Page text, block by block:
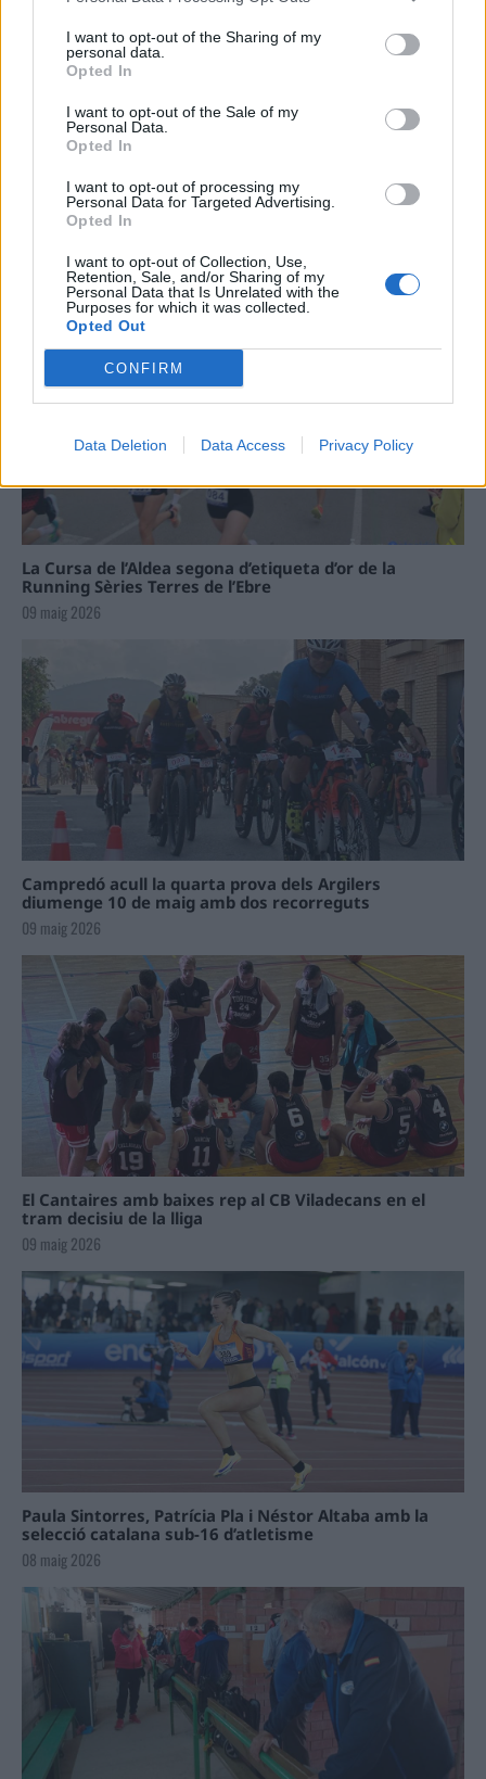
I want to opt-out of the Sharing of my
personal data.
Opted In
I want to opt-out of the Sale of my
Personal Data.
Opted In
I want to opt-out of processing my
Personal Data for Targeted Advertising.
Opted In
I want to opt-out of Collection, Use,
Retention, Sale, and/or Sharing of my
Personal Data that Is Unrelated with the
Purposes for which it was collected.
Opted Out
CONFIRM
Data Deletion Data Access Privacy Policy
Carrega més
La Cursa de l’Aldea segona d’etiqueta d’or de la
Running Sèries Terres de l’Ebre
09 maig 2026
Campredó acull la quarta prova dels Argilers
diumenge 10 de maig amb dos recorreguts
09 maig 2026
El Cantaires amb baixes rep al CB Viladecans en el
tram decisiu de la lliga
09 maig 2026
Paula Sintorres, Patrícia Pla i Néstor Altaba amb la
selecció catalana sub-16 d’atletisme
08 maig 2026